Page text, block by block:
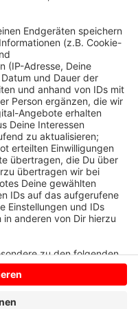
Holz und ab und
Zeit und vor
das ein wichtiger